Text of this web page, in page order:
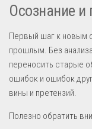
Осознание и
Первый шаг к новым
прошлым. Без
переносить старые
ошибок и ошибок
вины и претензий.
Полезно обратить